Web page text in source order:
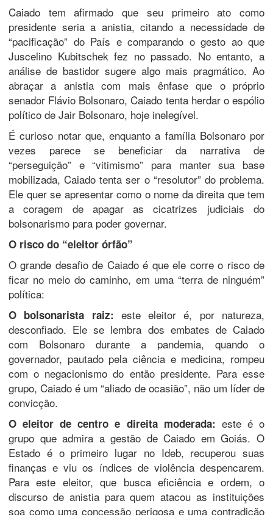
​Caiado tem afirmado que seu primeiro ato como
presidente seria a anistia, citando a necessidade de
“pacificação” do País e comparando o gesto ao que
Juscelino Kubitschek fez no passado. No entanto, a
análise de bastidor sugere algo mais pragmático. Ao
abraçar a anistia com mais ênfase que o próprio
senador Flávio Bolsonaro, Caiado tenta herdar o espólio
político de Jair Bolsonaro, hoje inelegível.
​É curioso notar que, enquanto a família Bolsonaro por
vezes parece se beneficiar da narrativa de
“perseguição” e “vitimismo” para manter sua base
mobilizada, Caiado tenta ser o “resolutor” do problema.
Ele quer se apresentar como o nome da direita que tem
a coragem de apagar as cicatrizes judiciais do
bolsonarismo para poder governar.
O risco do “eleitor órfão”
​O grande desafio de Caiado é que ele corre o risco de
ficar no meio do caminho, em uma “terra de ninguém”
política:
O bolsonarista raiz: este eleitor é, por natureza,
desconfiado. Ele se lembra dos embates de Caiado
com Bolsonaro durante a pandemia, quando o
governador, pautado pela ciência e medicina, rompeu
com o negacionismo do então presidente. Para esse
grupo, Caiado é um “aliado de ocasião”, não um líder de
convicção.
O eleitor de centro e direita moderada: este é o
grupo que admira a gestão de Caiado em Goiás. O
Estado é o primeiro lugar no Ideb, recuperou suas
finanças e viu os índices de violência despencarem.
Para este eleitor, que busca eficiência e ordem, o
discurso de anistia para quem atacou as instituições
soa como uma concessão perigosa e uma contradição